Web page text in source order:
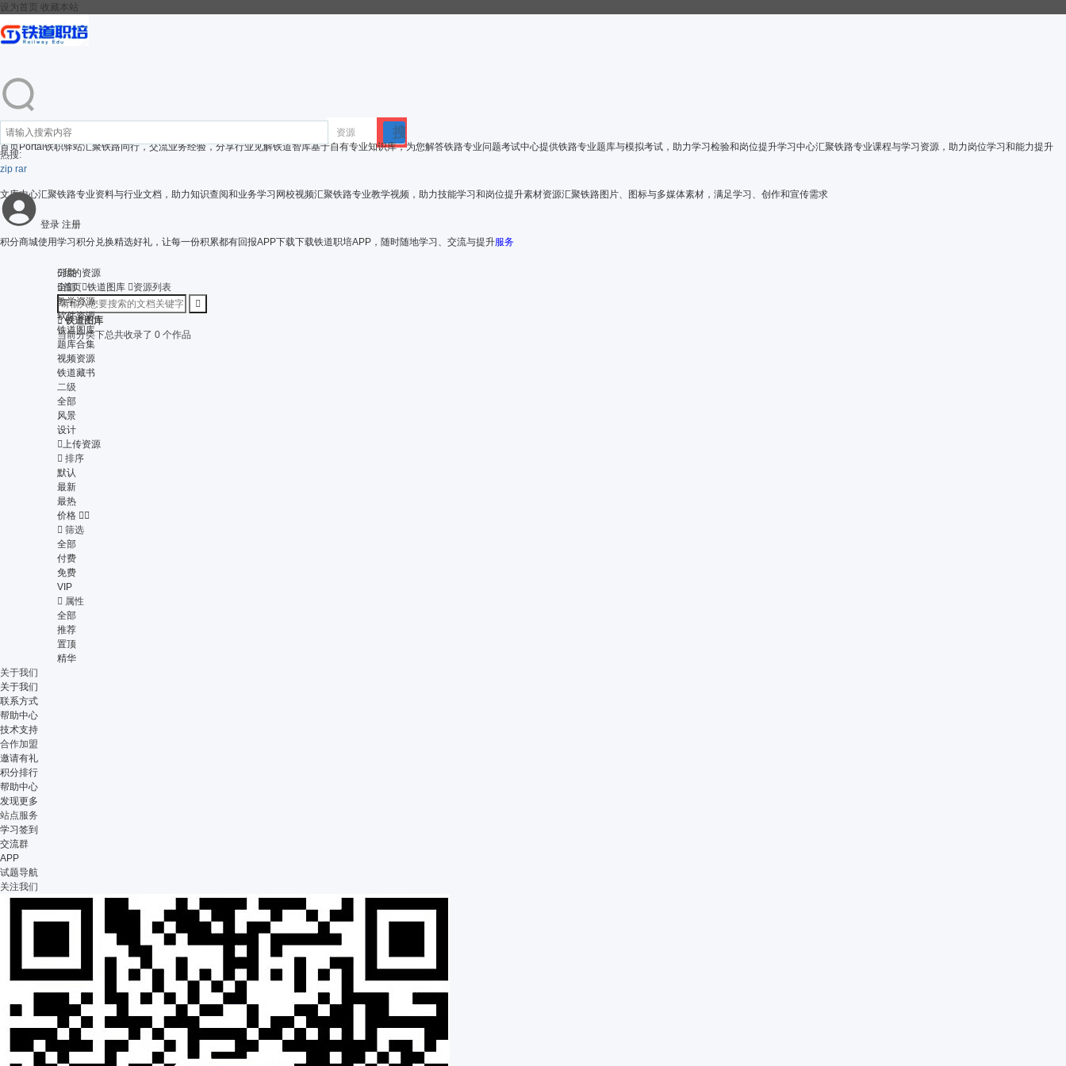
设为首页 收藏本站
资源
搜
索
热搜:
zip rar
登录 注册
首页Portal铁职驿站汇聚铁路同行，交流业务经验，分享行业见解铁道智库基于自有专业知识库，为您解答铁路专业问题考试中心提供铁路专业题库与模拟考试，助力学习检验和岗位提升学习中心汇聚铁路专业课程与学习资源，助力岗位学习和能力提升
文库中心汇聚铁路专业资料与行业文档，助力知识查阅和业务学习 网校视频汇聚铁路专业教学视频，助力技能学习和岗位提升素材资源汇聚铁路图片、图标与多媒体素材，满足学习、创作和宣传需求
积分商城使用学习积分兑换精选好礼，让每一份积累都有回报APP下载下载铁道职培APP，随时随地学习、交流与提升服务
我的资源
首页铁道图库 资源列表

铁道图库
当前分类下总共收录了 0 个作品
分类
全部
教学资源
软件资源
铁道图库
题库合集
视频资源
铁道藏书
二级
全部
风景
设计
上传资源
 排序
默认
最新
最热
价格 
 筛选
全部
付费
免费
VIP
 属性
全部
推荐
置顶
精华
关于我们
关于我们
联系方式
帮助中心
技术支持
合作加盟
邀请有礼
积分排行
帮助中心
发现更多
站点服务
学习签到
交流群
APP
试题导航
关注我们